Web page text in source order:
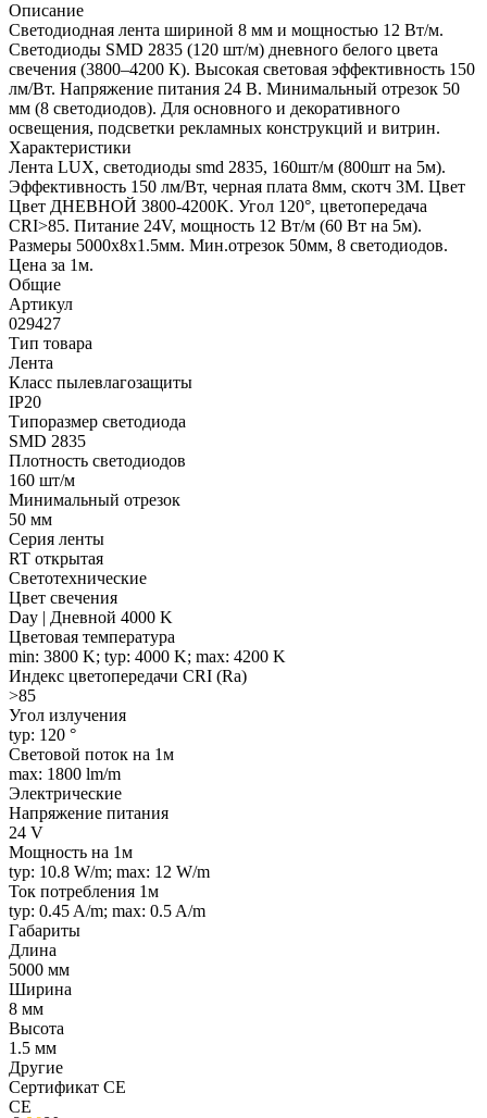
Описание
Светодиодная лента шириной 8 мм и мощностью 12 Вт/м.
Светодиоды SMD 2835 (120 шт/м) дневного белого цвета
свечения (3800–4200 К). Высокая световая эффективность 150
лм/Вт. Напряжение питания 24 В. Минимальный отрезок 50
мм (8 светодиодов). Для основного и декоративного
освещения, подсветки рекламных конструкций и витрин.
Характеристики
Лента LUX, светодиоды smd 2835, 160шт/м (800шт на 5м).
Эффективность 150 лм/Вт, черная плата 8мм, скотч 3М. Цвет
Цвет ДНЕВНОЙ 3800-4200K. Угол 120°, цветопередача
CRI>85. Питание 24V, мощность 12 Вт/м (60 Вт на 5м).
Размеры 5000х8х1.5мм. Мин.отрезок 50мм, 8 светодиодов.
Цена за 1м.
Общие
Артикул
029427
Тип товара
Лента
Класс пылевлагозащиты
IP20
Типоразмер светодиода
SMD 2835
Плотность светодиодов
160 шт/м
Минимальный отрезок
50 мм
Серия ленты
RT открытая
Светотехнические
Цвет свечения
Day | Дневной 4000 K
Цветовая температура
min: 3800 K; typ: 4000 K; max: 4200 K
Индекс цветопередачи CRI (Ra)
>85
Угол излучения
typ: 120 °
Световой поток на 1м
max: 1800 lm/m
Электрические
Напряжение питания
24 V
Мощность на 1м
typ: 10.8 W/m; max: 12 W/m
Ток потребления 1м
typ: 0.45 A/m; max: 0.5 A/m
Габариты
Длина
5000 мм
Ширина
8 мм
Высота
1.5 мм
Другие
Сертификат CE
CE